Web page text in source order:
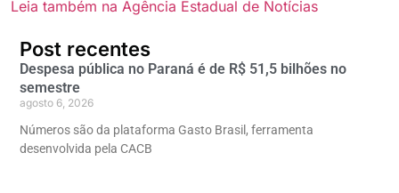
Leia também na Agência Estadual de Notícias
Post recentes
Despesa pública no Paraná é de R$ 51,5 bilhões no
semestre
agosto 6, 2026
Números são da plataforma Gasto Brasil, ferramenta
desenvolvida pela CACB